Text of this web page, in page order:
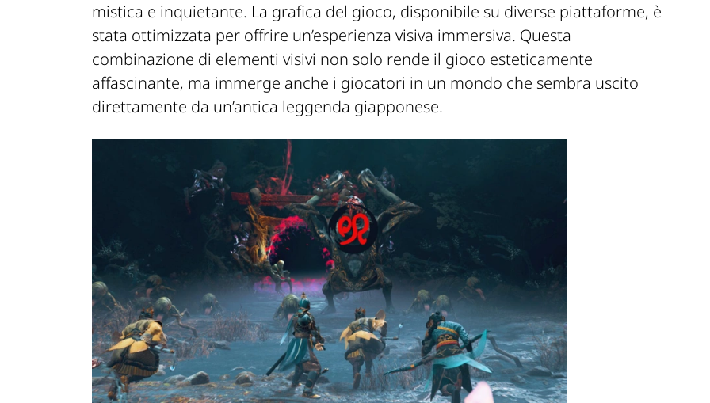
mistica e inquietante. La grafica del gioco, disponibile su diverse piattaforme, è
stata ottimizzata per offrire un’esperienza visiva immersiva. Questa
combinazione di elementi visivi non solo rende il gioco esteticamente
affascinante, ma immerge anche i giocatori in un mondo che sembra uscito
direttamente da un’antica leggenda giapponese.